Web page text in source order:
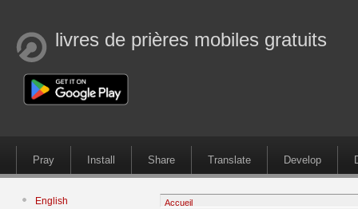
livres de prières mobiles gratuits
Pray Install Share Translate Develop
English
Accueil